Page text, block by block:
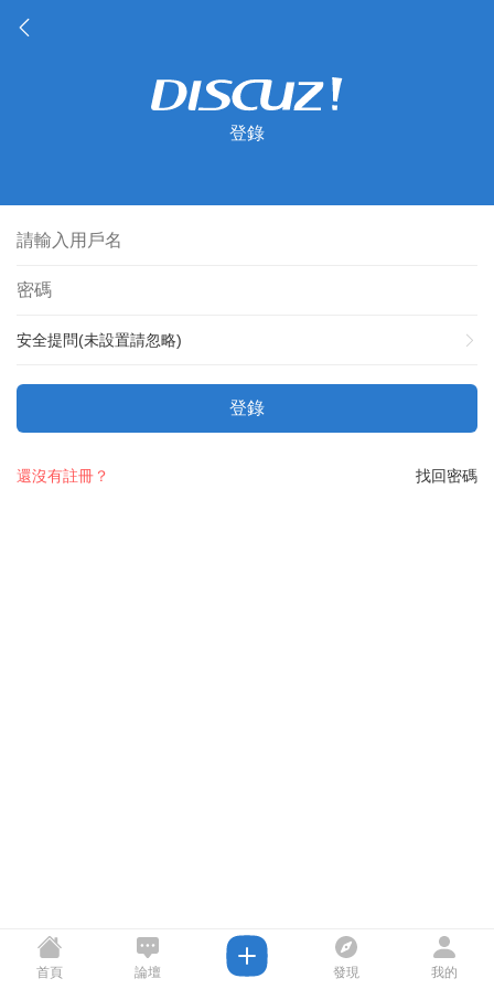
登錄
安全提問(未設置請忽略)
登錄
找回密碼
還沒有註冊？
首頁 論壇 發現 我的